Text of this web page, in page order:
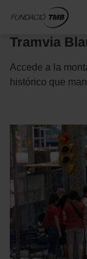
Saltar al contenido
al
Tramvia
Accede a la
histórico que